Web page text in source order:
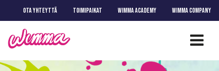
OTA YHTEYTTÄ TOIMIPAIKAT WIMMA ACADEMY WIMMA COMPANY